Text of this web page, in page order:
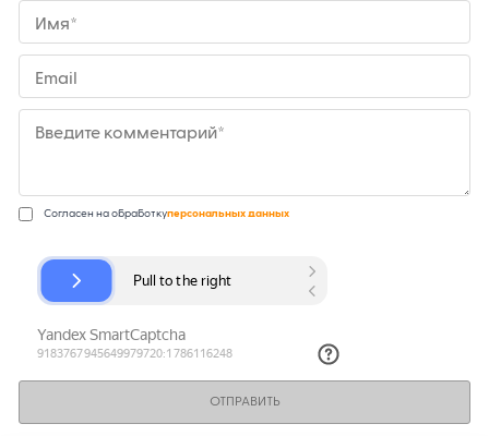
Имя*
Email
Введите комментарий*
Согласен на обработкуперсональных данных
ОТПРАВИТЬ